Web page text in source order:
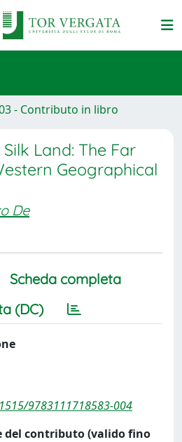
- Contributo in libro
Land: The Far
Geographical
De
Scheda completa
(DC)
9783111718583-004
del contributo (valido fino